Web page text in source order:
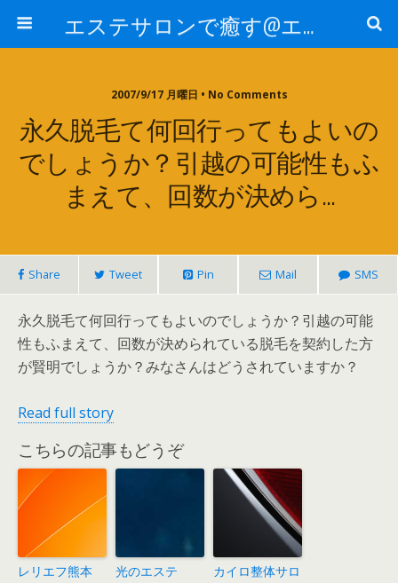
エステサロンで癒す@エステ～全国エステ情報
2007/9/17 月曜日 • No Comments
永久脱毛て何回行ってもよいの
でしょうか？引越の可能性もふ
まえて、回数が決めら…
Share Tweet Pin Mail SMS
永久脱毛て何回行ってもよいのでしょうか？引越の可能
性もふまえて、回数が決められている脱毛を契約した方
が賢明でしょうか？みなさんはどうされていますか？
Read full story
こちらの記事もどうぞ
レリエフ熊本
光のエステ
カイロ整体サロ